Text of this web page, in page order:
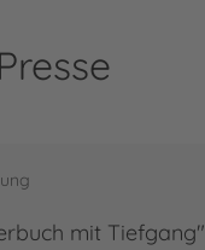
mit Tiefgang"